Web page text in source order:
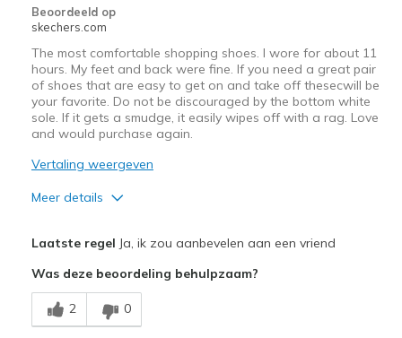
Sizing
View On Shoes
Beoordeeld op
skechers.com
The most comfortable shopping shoes. I wore for about 11
hours. My feet and back were fine. If you need a great pair
of shoes that are easy to get on and take off thesecwill be
your favorite. Do not be discouraged by the bottom white
sole. If it gets a smudge, it easily wipes off with a rag. Love
and would purchase again.
Vertaling weergeven
Meer details
Laatste regel Ja, ik zou aanbevelen aan een vriend
Was deze beoordeling behulpzaam?
2 0